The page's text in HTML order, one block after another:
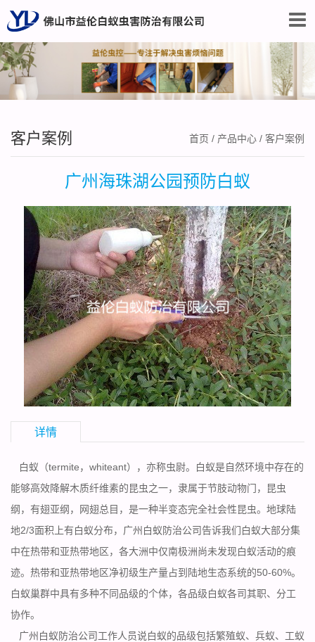
客户案例 首页 / 产品中心 / 客户案例
广州海珠湖公园预防白蚁
详情
白蚁（termite，whiteant），亦称虫尉。白蚁是自然环境中存在的
能够高效降解木质纤维素的昆虫之一，隶属于节肢动物门，昆虫
纲，有翅亚纲，网翅总目，是一种半变态完全社会性昆虫。地球陆
地2/3面积上有白蚁分布，广州白蚁防治公司告诉我们白蚁大部分集
中在热带和亚热带地区，各大洲中仅南极洲尚未发现白蚁活动的痕
迹。热带和亚热带地区净初级生产量占到陆地生态系统的50-60%。
白蚁巢群中具有多种不同品级的个体，各品级白蚁各司其职、分工
协作。
广州白蚁防治公司工作人员说白蚁的品级包括繁殖蚁、兵蚁、工蚁